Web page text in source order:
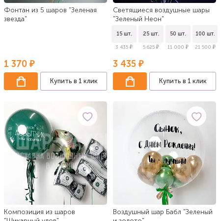
Фонтан из 5 шаров "Зеленая
звезда"
1 370 ₽
Купить в 1 клик
Светящиеся воздушные шары
"Зеленый Неон"
15 шт.
3 435 ₽
25 шт.
5 625 ₽
50 шт.
11 000 ₽
100 шт.
21 500 ₽
3 435 ₽
Купить в 1 клик
Композиция из шаров
Воздушный шар Бабл "Зеленый